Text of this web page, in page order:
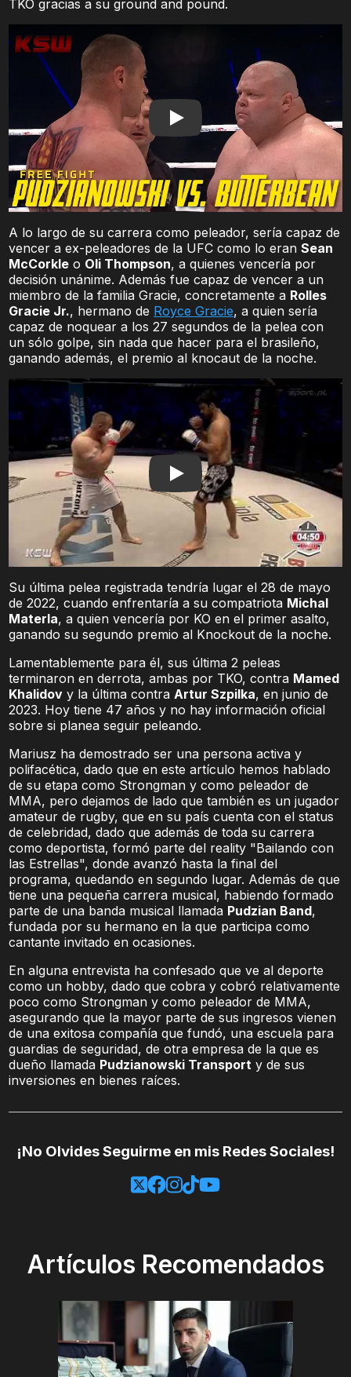
TKO gracias a su ground and pound.
Play
A lo largo de su carrera como peleador, sería capaz de
vencer a ex-peleadores de la UFC como lo eranSean
McCorkle o Oli Thompson, a quienes vencería por
decisión unánime. Además fue capaz de vencer a un
miembro de la familia Gracie, concretamente a Rolles
Gracie Jr., hermano de Royce Gracie, a quien sería
capaz de noquear a los 27 segundos de la pelea con
un sólo golpe, sin nada que hacer para el brasileño,
ganando además, el premio al knocaut de la noche.
Play
Su última pelea registrada tendría lugar el 28 de mayo
de 2022, cuando enfrentaría a su compatriota Michal
Materla, a quien vencería por KO en el primer asalto,
ganando su segundo premio al Knockout de la noche.
Lamentablemente para él, sus última 2 peleas
terminaron en derrota, ambas por TKO, contra Mamed
Khalidov y la última contra Artur Szpilka, en junio de
2023. Hoy tiene 47 años y no hay información oficial
sobre si planea seguir peleando.
Mariusz ha demostrado ser una persona activa y
polifacética, dado que en este artículo hemos hablado
de su etapa como Strongman y como peleador de
MMA, pero dejamos de lado que también es un jugador
amateur de rugby, que en su país cuenta con el status
de celebridad, dado que además de toda su carrera
como deportista, formó parte del reality "Bailando con
las Estrellas", donde avanzó hasta la final del
programa, quedando en segundo lugar. Además de que
tiene una pequeña carrera musical, habiendo formado
parte de una banda musical llamada Pudzian Band,
fundada por su hermano en la que participa como
cantante invitado en ocasiones.
En alguna entrevista ha confesado que ve al deporte
como un hobby, dado que cobra y cobró relativamente
poco como Strongman y como peleador de MMA,
asegurando que la mayor parte de sus ingresos vienen
de una exitosa compañía que fundó, una escuela para
guardias de seguridad, de otra empresa de la que es
dueño llamada Pudzianowski Transport y de sus
inversiones en bienes raíces.
¡No Olvides Seguirme en mis Redes Sociales!
Artículos Recomendados